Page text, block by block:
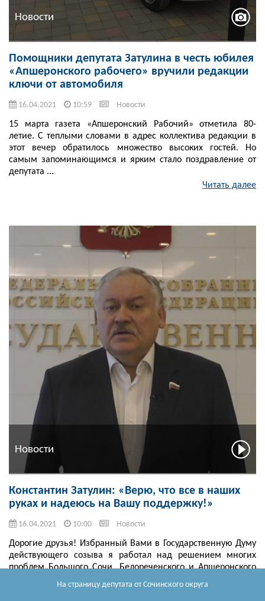
На страницу депутата от Сочинского округа
Новости
Помощники депутата Затулина в честь юбилея
«Апшеронского рабочего» вручили редакции
ключи от автомобиля
16.04.2021 10:59 Новости
15 марта газета «Апшеронский Рабочий» отметила 80-
летие. С теплыми словами в адрес коллектива редакции в
этот вечер обратилось множество высоких гостей. Но
самым запоминающимся и ярким стало поздравление от
депутата ...
Читать далее
Новости
Константин Затулин: «Верю, что все в наших
руках и надеюсь на Вашу поддержку!»
16.04.2021 10:00 Новости
Дорогие друзья! Избранный Вами в Государственную Думу
действующего созыва я работал над решением многих
проблем Большого Сочи, Белореченского и Апшеронского